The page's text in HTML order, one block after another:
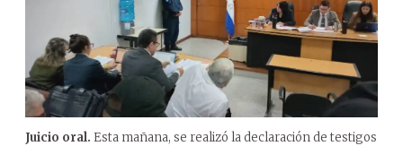
Juicio oral. Esta mañana, se realizó la declaración de testigos